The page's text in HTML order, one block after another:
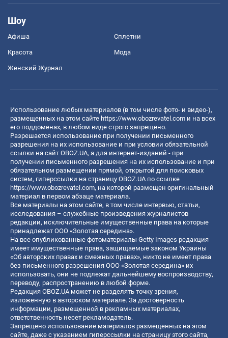
Шоу
Афиша Сплетни
Красота Мода
Женский Журнал
Использование любых материалов (в том числе фото- и видео-),
размещенных на этом сайте https://www.obozrevatel.com и на всех
его поддоменах, в любом виде строго запрещено.
Разрешается использование при получении письменного
разрешения на их использование и при условии обязательной
ссылки на сайт OBOZ.UA, а для интернет-изданий - при
получении письменного разрешения на их использование и при
обязательном размещении прямой, открытой для поисковых
систем, гиперссылки на страницу OBOZ.UA по ссылке
https://www.obozrevatel.com, на которой размещен оригинальный
материал в первом абзаце материала.
Все материалы на этом сайте, в том числе интервью, статьи,
исследования – служебные произведения журналистов
редакции, исключительные имущественные права на которые
принадлежат ООО «Золотая середина».
На все опубликованные фотоматериалы Getty Images редакция
имеет имущественные права, защищаемые законом Украины
«Об авторских правах и смежных правах», никто не имеет права
без письменного разрешения ООО «Золотая середина» их
использовать, они не подлежат дальнейшему воспроизводству,
переводу, распространению в любой форме.
Редакция OBOZ.UA может не разделять точку зрения,
изложенную в авторском материале. За достоверность
информации, размещенной в рекламных материалах,
ответственность несет рекламодатель.
Запрещено использование материалов размещенных на этом
сайте, даже с указанием гиперссылки на страницу этого сайта,